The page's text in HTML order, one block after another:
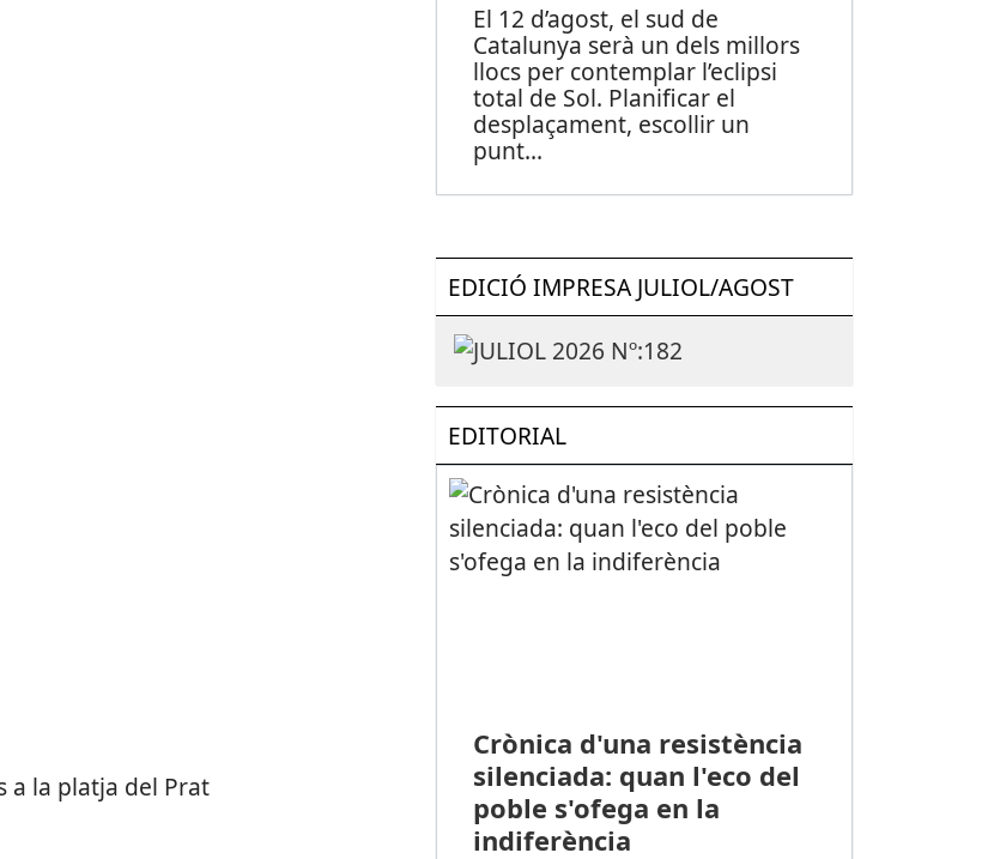
El 12 d’agost, el sud de
Catalunya serà un dels millors
llocs per contemplar l’eclipsi
total de Sol. Planificar el
desplaçament, escollir un
punt...
EDICIÓ IMPRESA JULIOL/AGOST
EDITORIAL
Crònica d'una resistència
silenciada: quan l'eco del
poble s'ofega en la
indiferència